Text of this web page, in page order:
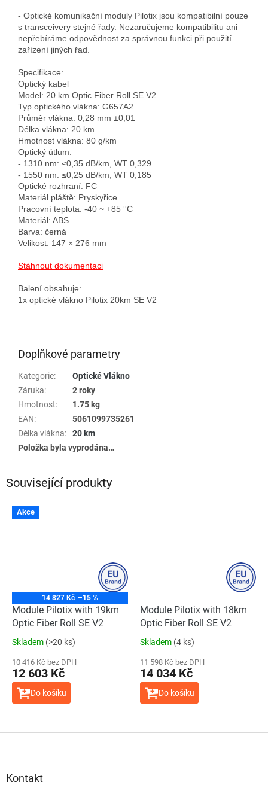
- Optické komunikační moduly Pilotix jsou kompatibilní pouze
s transceivery stejné řady. Nezaručujeme kompatibilitu ani
nepřebíráme odpovědnost za správnou funkci při použití
zařízení jiných řad.
Specifikace:
Optický kabel
Model: 20 km Optic Fiber Roll SE V2
Typ optického vlákna: G657A2
Průměr vlákna: 0,28 mm ±0,01
Délka vlákna: 20 km
Hmotnost vlákna: 80 g/km
Optický útlum:
- 1310 nm: ≤0,35 dB/km, WT 0,329
- 1550 nm: ≤0,25 dB/km, WT 0,185
Optické rozhraní: FC
Materiál pláště: Pryskyřice
Pracovní teplota: -40 ~ +85 °C
Materiál: ABS
Barva: černá
Velikost: 147 × 276 mm
Stáhnout dokumentaci
Balení obsahuje:
1x optické vlákno Pilotix 20km SE V2
Doplňkové parametry
Kategorie:
Optické Vlákno
Záruka:
2 roky
Hmotnost:
1.75 kg
EAN:
5061099735261
Délka vlákna:
20 km
Položka byla vyprodána…
Související produkty
Akce
14 827 Kč –15 %
Module Pilotix with 19km
Optic Fiber Roll SE V2
Skladem (>20 ks)
10 416 Kč bez DPH
12 603 Kč
Do košíku
Module Pilotix with 18km
Optic Fiber Roll SE V2
Skladem (4 ks)
11 598 Kč bez DPH
14 034 Kč
Do košíku
Kontakt